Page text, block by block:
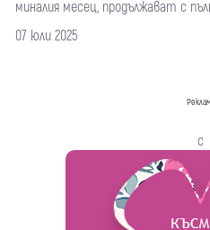
миналия месец, продължават с
07 юли 2025
с